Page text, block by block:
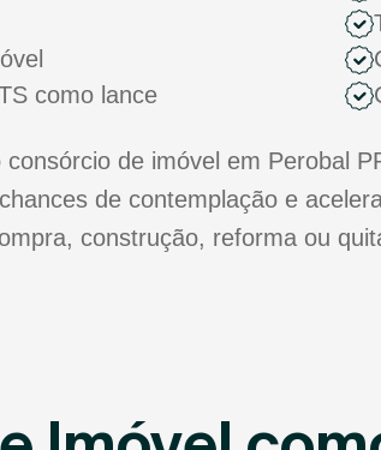
como lance
de imóvel em Perobal
de contemplação e
construção, reforma ou